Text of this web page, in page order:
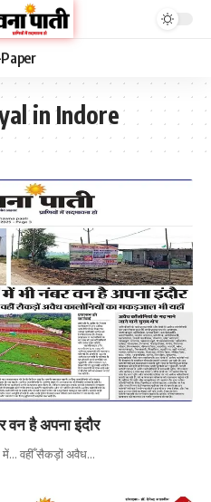
in Indore
वन है अपना इंदौर
में... वहीँ सैकड़ों अवैध…